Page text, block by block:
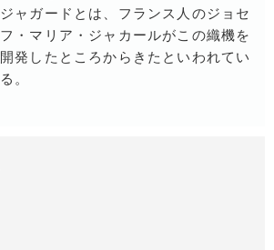
ジャガードとは、フランス人のジョセ
フ・マリア・ジャカールがこの織機を
開発したところからきたといわれてい
る。